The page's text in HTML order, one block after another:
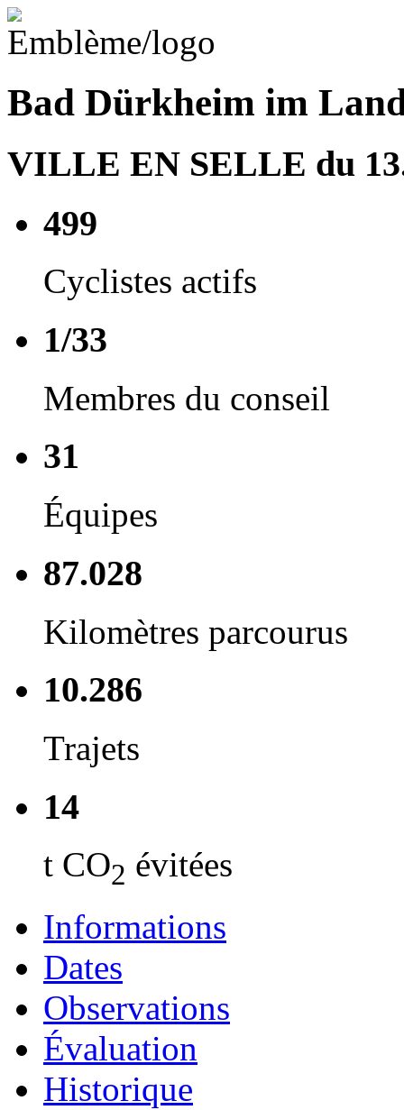
Bad Dürkheim im
VILLE EN SELLE du
499
Cyclistes actifs
1/33
Membres du conseil
31
Équipes
87.028
Kilomètres parcourus
10.286
Trajets
14
t CO2 évitées
Informations
Dates
Observations
Évaluation
Historique